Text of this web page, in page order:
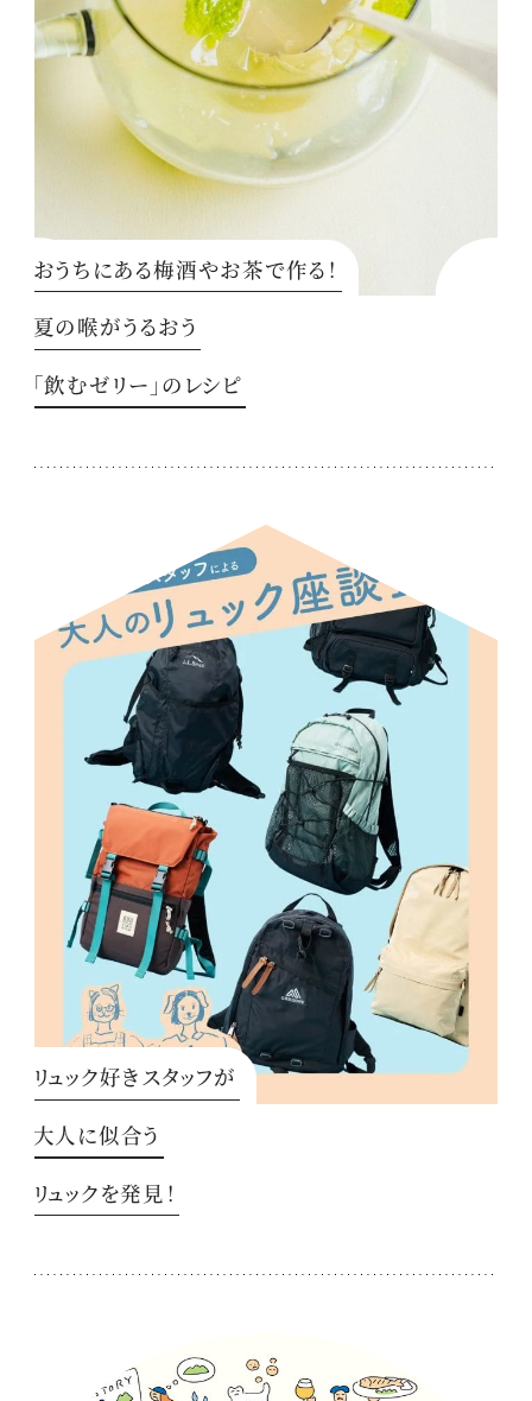
おうちにある梅酒やお茶で作る！
夏の喉がうるおう
「飲むゼリー」のレシピ
リュック好きスタッフが
大人に似合う
リュックを発見！